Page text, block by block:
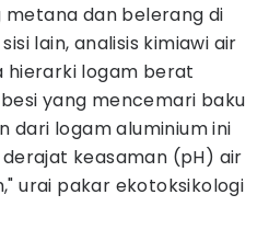
metana dan belerang di
lain, analisis kimiawi air
hierarki logam berat
yang mencemari baku
dari logam aluminium ini
keasaman (pH) air
urai pakar ekotoksikologi